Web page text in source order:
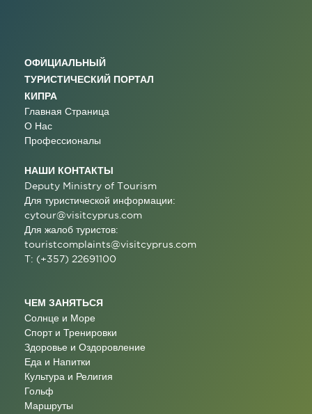
ОФИЦИАЛЬНЫЙ
ТУРИСТИЧЕСКИЙ ПОРТАЛ
КИПРА
Главная Страница
О Нас
Профессионалы
НАШИ КОНТАКТЫ
Deputy Ministry of Tourism
Для туристической информации:
cytour@visitcyprus.com
Для жалоб туристов:
touristcomplaints@visitcyprus.com
T: (+357) 22691100
ЧЕМ ЗАНЯТЬСЯ
Солнце и Море
Спорт и Тренировки
Здоровье и Оздоровление
Еда и Напитки
Культура и Религия
Гольф
Маршруты